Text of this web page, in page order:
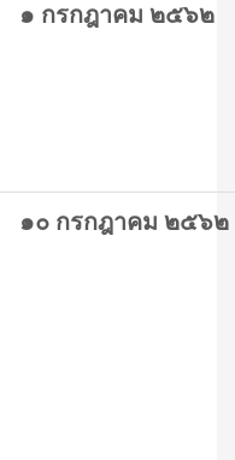
๑ กรกฎาคม ๒๕๖๒
๑๐ กรกฎาคม ๒๕๖๒